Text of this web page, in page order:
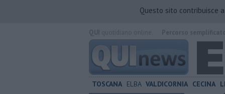
Questo sito contribuisce
TOSCANA ELBA VALDICORNIA CECINA